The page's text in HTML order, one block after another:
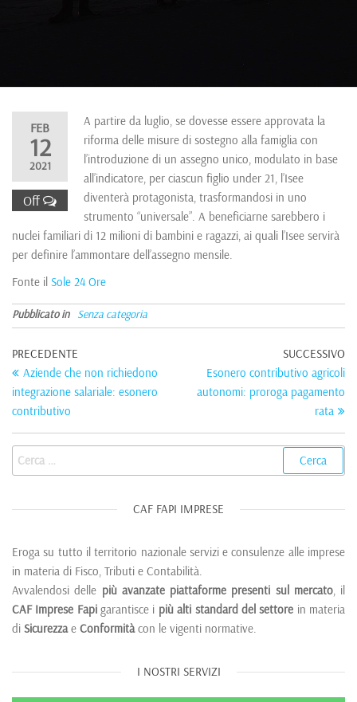
FEB
12
2021
Off
A partire da luglio, se dovesse essere approvata la
riforma delle misure di sostegno alla famiglia con
l’introduzione di un assegno unico, modulato in base
all’indicatore, per ciascun figlio under 21, l’Isee
diventerà protagonista, trasformandosi in uno
strumento “universale”. A beneficiarne sarebbero i
nuclei familiari di 12 milioni di bambini e ragazzi, ai quali l’Isee servirà
per definire l’ammontare dell’assegno mensile.
Fonte il Sole 24 Ore
Pubblicato in Senza categoria
PRECEDENTE
Aziende che non richiedono
integrazione salariale: esonero
contributivo
SUCCESSIVO
Esonero contributivo agricoli
autonomi: proroga pagamento
rata
CAF FAPI IMPRESE
Eroga su tutto il territorio nazionale servizi e consulenze alle imprese
in materia di Fisco, Tributi e Contabilità.
Avvalendosi delle più avanzate piattaforme presenti sul mercato, il
CAF Imprese Fapigarantisce i più alti standard del settore in materia
di Sicurezzae Conformitàcon le vigenti normative.
I NOSTRI SERVIZI